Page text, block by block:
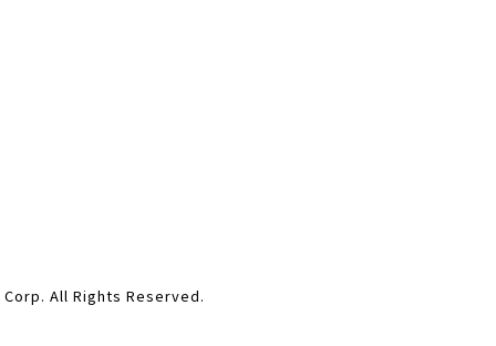
Corp. All Rights Reserved.